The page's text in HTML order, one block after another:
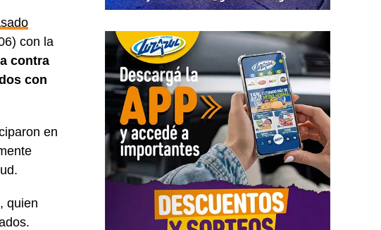
con la
contra
con
en
quien